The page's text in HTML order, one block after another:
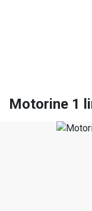
Motorine 1